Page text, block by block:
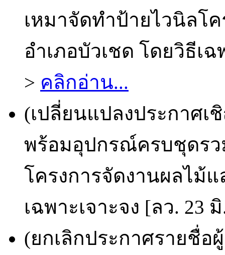
เหมาจัดทำป้ายไวนิลโ
อำเภอบัวเชด โดยวิธีเฉ
> คลิกอ่าน...
(เปลี่ยนแปลงประกาศเ
พร้อมอุปกรณ์ครบชุดร
โครงการจัดงานผลไม้
เฉพาะเจาะจง [ลว. 23
(ยกเลิกประกาศรายชื่อ